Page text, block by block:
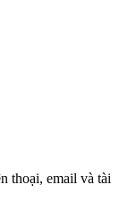
thoại, email và tài